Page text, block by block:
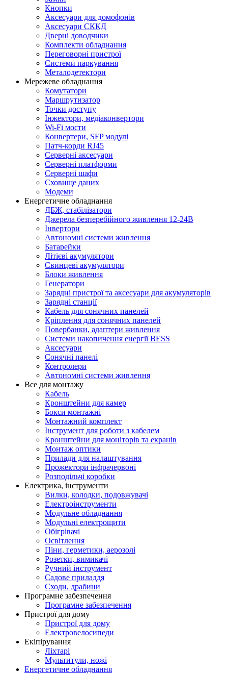
Кнопки
Аксесуари для домофонів
Аксесуари СККД
Дверні доводчики
Комплекти обладнання
Переговорні пристрої
Системи паркування
Металодетектори
Мережеве обладнання
Комутатори
Маршрутизатор
Точки доступу
Інжектори, медіаконвертори
Wi-Fi мости
Конвертери, SFP модулі
Патч-корди RJ45
Серверні аксесуари
Серверні платформи
Серверні шафи
Сховище даних
Модеми
Енергетичне обладнання
ДБЖ, стабілізатори
Джерела безперебійного живлення 12-24В
Інвертори
Автономні системи живлення
Батарейки
Літієві акумулятори
Свинцеві акумулятори
Блоки живлення
Генератори
Зарядні пристрої та аксесуари для акумуляторів
Зарядні станції
Кабель для сонячних панелей
Кріплення для сонячних панелей
Повербанки, адаптери живлення
Системи накопичення енергії BESS
Аксесуари
Сонячні панелі
Контролери
Автономні системи живлення
Все для монтажу
Кабель
Кронштейни для камер
Бокси монтажні
Монтажний комплект
Інструмент для роботи з кабелем
Кронштейни для моніторів та екранів
Монтаж оптики
Прилади для налаштування
Прожектори інфрачервоні
Розподільчі коробки
Електрика, інструменти
Вилки, колодки, подовжувачі
Електроінструменти
Модульне обладнання
Модульні електрощити
Обігрівачі
Освітлення
Піни, герметики, аерозолі
Розетки, вимикачі
Ручний інструмент
Садове приладдя
Сходи, драбини
Програмне забезпечення
Програмне забезпечення
Пристрої для дому
Пристрої для дому
Електровелосипеди
Екіпірування
Ліхтарі
Мультитули, ножі
Енергетичне обладнання